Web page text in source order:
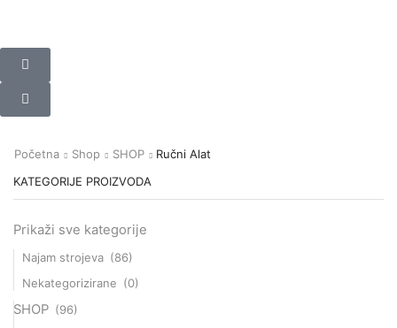
Početna Shop SHOP Ručni Alat
KATEGORIJE PROIZVODA
Prikaži sve kategorije
Najam strojeva (86)
Nekategorizirane (0)
SHOP (96)